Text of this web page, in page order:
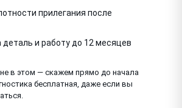
прилегания после
деталь и работу до 12 месяцев
в этом — скажем прямо до начала
бесплатная, даже если вы